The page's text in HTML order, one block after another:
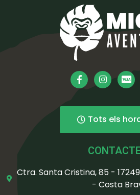
Tots els
Ctra. Santa Cristina, 85 -
- Costa